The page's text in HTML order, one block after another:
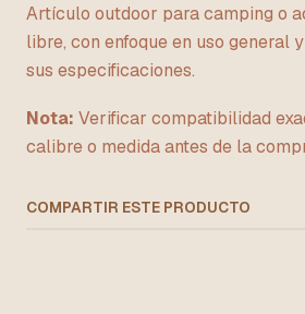
Artículo outdoor para camping o
libre, con enfoque en uso general
sus especificaciones.
Nota: Verificar compatibilidad
calibre o medida antes de la
COMPARTIR ESTE PRODUCTO